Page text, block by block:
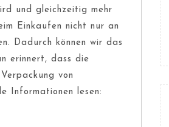
und gleichzeitig mehr
Einkaufen nicht nur an
Dadurch können wir das
erinnert, dass die
von
Informationen lesen: